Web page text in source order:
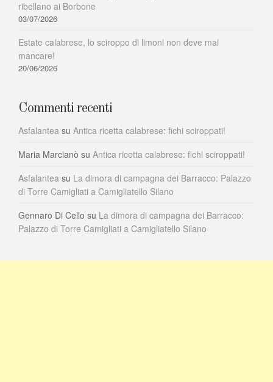
ribellano ai Borbone
03/07/2026
Estate calabrese, lo sciroppo di limoni non deve mai
mancare!
20/06/2026
Commenti recenti
Asfalantea su Antica ricetta calabrese: fichi sciroppati!
Maria Marcianò su Antica ricetta calabrese: fichi sciroppati!
Asfalantea su La dimora di campagna dei Barracco: Palazzo
di Torre Camigliati a Camigliatello Silano
Gennaro Di Cello su La dimora di campagna dei Barracco:
Palazzo di Torre Camigliati a Camigliatello Silano